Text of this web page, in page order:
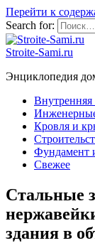
Перейти к
Search for:
Stroite-Sami.ru
Энциклопедия
Внутренняя
Кровля и
Фундамент
Свежее
Стальные
здания в